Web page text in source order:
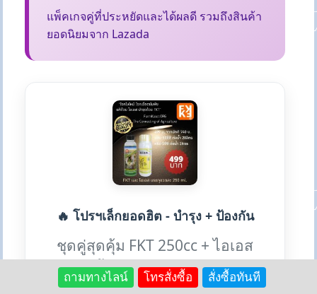
แพ็คเกจคู่ที่ประหยัดและได้ผลดี รวมถึงสินค้า
ยอดนิยมจาก Lazada
🔥 โปรฯเล็กยอดฮิต - บำรุง + ป้องกัน
ชุดคู่สุดคุ้ม FKT 250cc + ไอเอส
250cc ทั้งบำรุงและป้องกันโรค ใน
ถามทางไลน์ โทรสั่งซื้อ สั่งซื้อทันที